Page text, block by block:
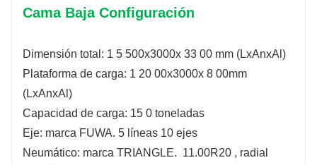
Cama Baja Configuración
Dimensión total: 1 5 500x3000x 33 00 mm (LxAnxAl)
Plataforma de carga: 1 20 00x3000x 8 00mm
(LxAnxAl)
Capacidad de carga: 15 0 toneladas
Eje: marca FUWA. 5 líneas 10 ejes
Neumático: marca TRIANGLE. 11.00R20 , radial